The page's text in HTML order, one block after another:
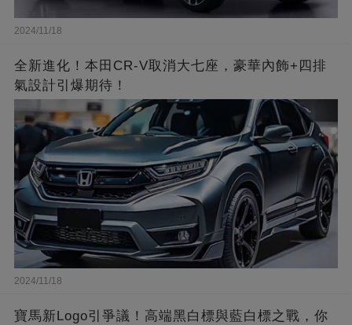
2024/11/18
全新進化！本田CR-V取消大七座，豪華內飾+四排
氣設計引爆期待！
2024/11/18
寶馬新Logo引爭議！高端黑白標與藍白標之戰，你